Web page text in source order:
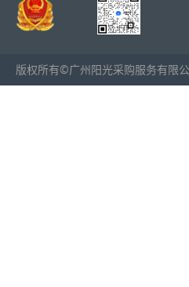
版权所有©广州阳光采购服务有限